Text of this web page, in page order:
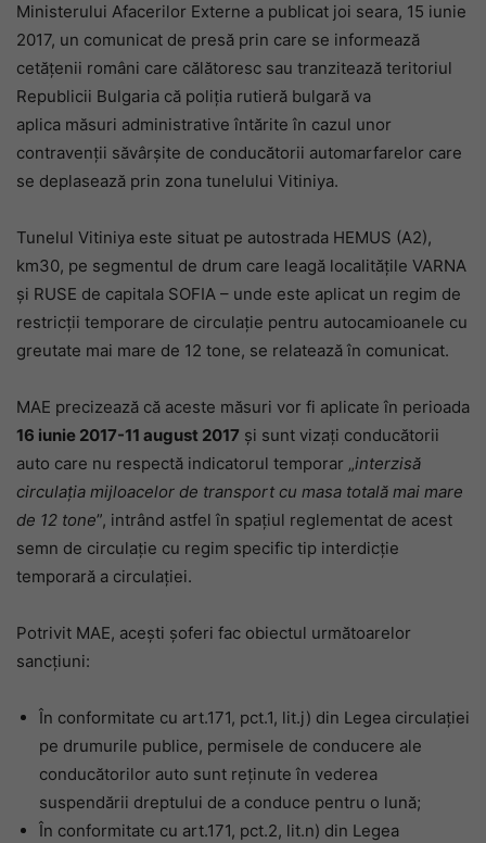
Ministerului Afacerilor Externe a publicat joi seara, 15 iunie
2017, un comunicat de presă prin care se informează
cetățenii români care călătoresc sau tranzitează teritoriul
Republicii Bulgaria că poliția rutieră bulgară va
aplica măsuri administrative întărite în cazul unor
contravenții săvârșite de conducătorii automarfarelor care
se deplasează prin zona tunelului Vitiniya.
Tunelul Vitiniya este situat pe autostrada HEMUS (A2),
km30, pe segmentul de drum care leagă localitățile VARNA
și RUSE de capitala SOFIA – unde este aplicat un regim de
restricții temporare de circulație pentru autocamioanele cu
greutate mai mare de 12 tone, se relatează în comunicat.
MAE precizează că aceste măsuri vor fi aplicate în perioada
16 iunie 2017-11 august 2017 și sunt vizați conducătorii
auto care nu respectă indicatorul temporar „interzisă
circulația mijloacelor de transport cu masa totală mai mare
de 12 tone”, intrând astfel în spațiul reglementat de acest
semn de circulație cu regim specific tip interdicție
temporară a circulației.
Potrivit MAE, acești șoferi fac obiectul următoarelor
sancțiuni:
În conformitate cu art.171, pct.1, lit.j) din Legea circulației
pe drumurile publice, permisele de conducere ale
conducătorilor auto sunt reținute în vederea
suspendării dreptului de a conduce pentru o lună;
În conformitate cu art.171, pct.2, lit.n) din Legea